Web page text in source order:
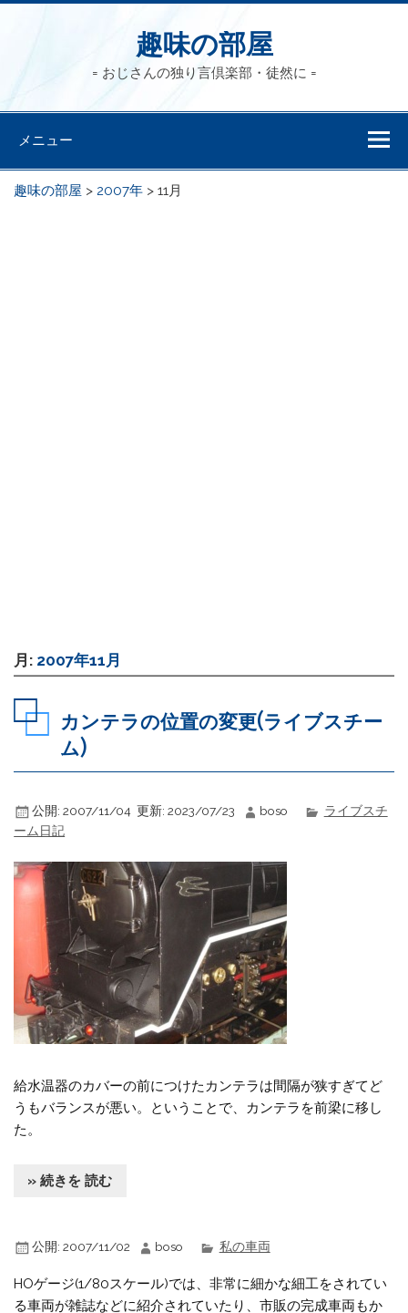
趣味の部屋
= おじさんの独り言倶楽部・徒然に =
メニュー
趣味の部屋 > 2007年 >11月
月: 2007年11月
カンテラの位置の変更(ライブスチー
ム)
公開: 2007/11/04 更新: 2023/07/23 boso
ライブスチ
ーム日記
給水温器のカバーの前につけたカンテラは間隔が狭すぎてど
うもバランスが悪い。ということで、カンテラを前梁に移し
た。
» 続きを 読む
公開: 2007/11/02 boso 私の車両
HOゲージ(1/80スケール)では、非常に細かな細工をされてい
る車両が雑誌などに紹介されていたり、市販の完成車両もか